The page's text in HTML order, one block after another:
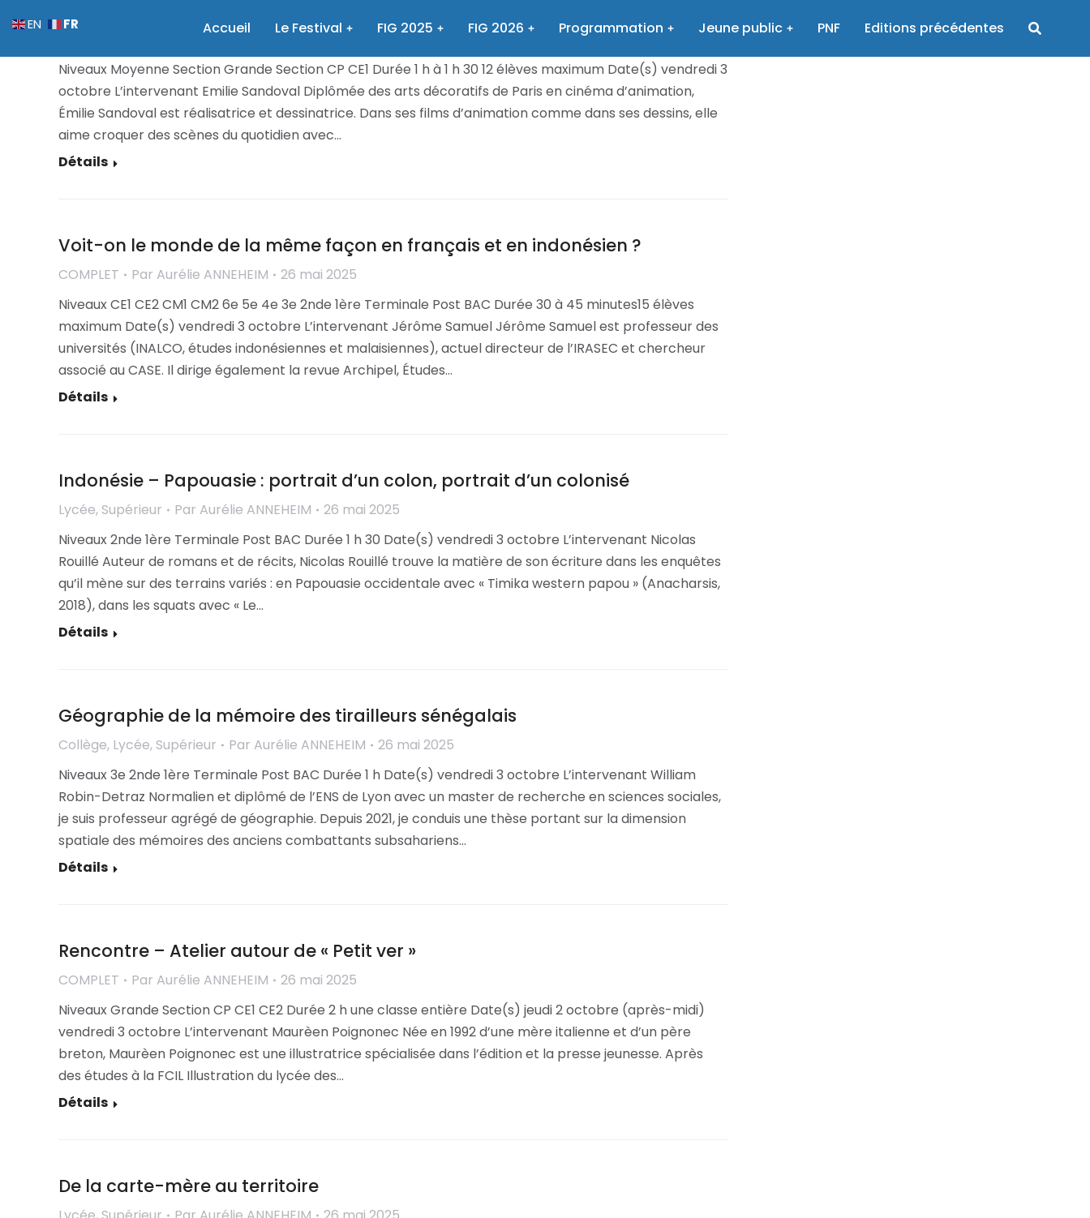
Accueil Le Festival FIG 2025 FIG 2026 Programmation Jeune public PNF Editions précédentes
Niveaux Moyenne Section Grande Section CP CE1 Durée 1 h à 1 h 30 12 élèves maximum Date(s) vendredi 3
octobre L’intervenant Emilie Sandoval Diplômée des arts décoratifs de Paris en cinéma d’animation,
Émilie Sandoval est réalisatrice et dessinatrice. Dans ses films d’animation comme dans ses dessins, elle
aime croquer des scènes du quotidien avec…
Détails
Voit-on le monde de la même façon en français et en indonésien ?
COMPLET Par Aurélie ANNEHEIM
26 mai 2025
Niveaux CE1 CE2 CM1 CM2 6e 5e 4e 3e 2nde 1ère Terminale Post BAC Durée 30 à 45 minutes15 élèves
maximum Date(s) vendredi 3 octobre L’intervenant Jérôme Samuel Jérôme Samuel est professeur des
universités (INALCO, études indonésiennes et malaisiennes), actuel directeur de l’IRASEC et chercheur
associé au CASE. Il dirige également la revue Archipel, Études…
Détails
Indonésie – Papouasie : portrait d’un colon, portrait d’un colonisé
Lycée, Supérieur Par Aurélie ANNEHEIM
26 mai 2025
Niveaux 2nde 1ère Terminale Post BAC Durée 1 h 30 Date(s) vendredi 3 octobre L’intervenant Nicolas
Rouillé Auteur de romans et de récits, Nicolas Rouillé trouve la matière de son écriture dans les enquêtes
qu’il mène sur des terrains variés : en Papouasie occidentale avec « Timika western papou » (Anacharsis,
2018), dans les squats avec « Le…
Détails
Géographie de la mémoire des tirailleurs sénégalais
Collège, Lycée, Supérieur Par Aurélie ANNEHEIM
26 mai 2025
Niveaux 3e 2nde 1ère Terminale Post BAC Durée 1 h Date(s) vendredi 3 octobre L’intervenant William
Robin-Detraz Normalien et diplômé de l’ENS de Lyon avec un master de recherche en sciences sociales,
je suis professeur agrégé de géographie. Depuis 2021, je conduis une thèse portant sur la dimension
spatiale des mémoires des anciens combattants subsahariens…
Détails
Rencontre – Atelier autour de « Petit ver »
COMPLET Par Aurélie ANNEHEIM
26 mai 2025
Niveaux Grande Section CP CE1 CE2 Durée 2 h une classe entière Date(s) jeudi 2 octobre (après-midi)
vendredi 3 octobre L’intervenant Maurèen Poignonec Née en 1992 d’une mère italienne et d’un père
breton, Maurèen Poignonec est une illustratrice spécialisée dans l’édition et la presse jeunesse. Après
des études à la FCIL Illustration du lycée des…
Détails
De la carte-mère au territoire
EN FR